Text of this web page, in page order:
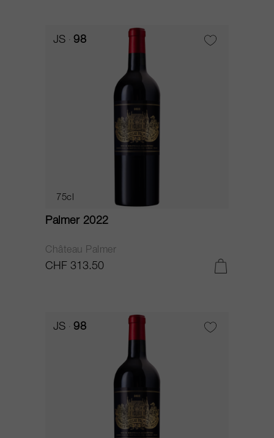
JS 98
75cl
Palmer 2022
Château Palmer
CHF 313.50
JS 98